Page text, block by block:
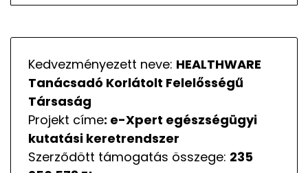
Kedvezményezett neve: HEALTHWARE
Tanácsadó Korlátolt Felelősségű
Társaság
Projekt címe: e-Xpert egészségügyi
kutatási keretrendszer
Szerződött támogatás összege: 235